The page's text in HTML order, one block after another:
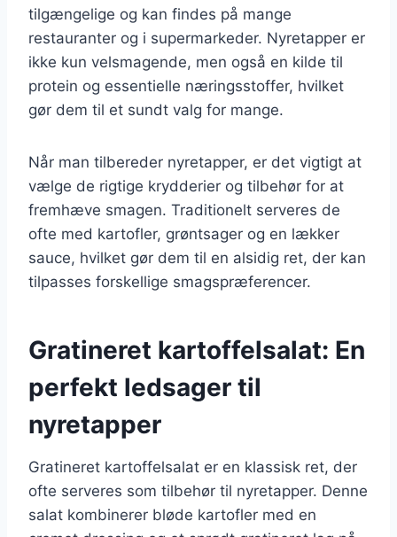
tilgængelige og kan findes på mange
restauranter og i supermarkeder. Nyretapper er
ikke kun velsmagende, men også en kilde til
protein og essentielle næringsstoffer, hvilket
gør dem til et sundt valg for mange.
Når man tilbereder nyretapper, er det vigtigt at
vælge de rigtige krydderier og tilbehør for at
fremhæve smagen. Traditionelt serveres de
ofte med kartofler, grøntsager og en lækker
sauce, hvilket gør dem til en alsidig ret, der kan
tilpasses forskellige smagspræferencer.
Gratineret kartoffelsalat: En
perfekt ledsager til
nyretapper
Gratineret kartoffelsalat er en klassisk ret, der
ofte serveres som tilbehør til nyretapper. Denne
salat kombinerer bløde kartofler med en